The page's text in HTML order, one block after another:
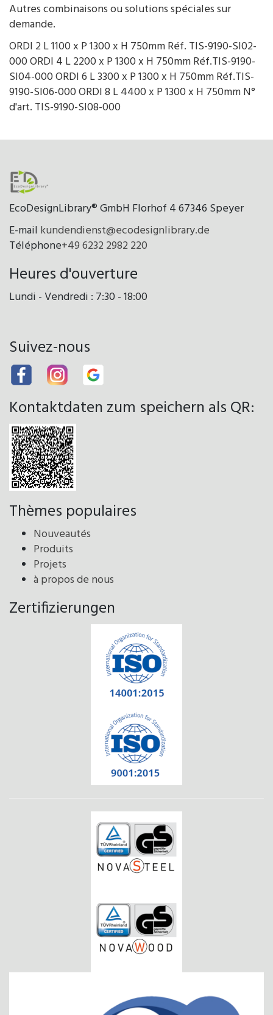
Autres combinaisons ou solutions spéciales sur
demande.
ORDI 2 L 1100 x P 1300 x H 750mm Réf. TIS-9190-SI02-
000 ORDI 4 L 2200 x P 1300 x H 750mm Réf.TIS-9190-
SI04-000 ORDI 6 L 3300 x P 1300 x H 750mm Réf.TIS-
9190-SI06-000 ORDI 8 L 4400 x P 1300 x H 750mm N°
d'art. TIS-9190-SI08-000
EcoDesignLibrary® GmbH Florhof 4 67346 Speyer
E-mail kundendienst@ecodesignlibrary.de
Téléphone+49 6232 2982 220
Heures d'ouverture
Lundi - Vendredi : 7:30 - 18:00
Suivez-nous
Kontaktdaten zum speichern als QR:
Thèmes populaires
Nouveautés
Produits
Projets
à propos de nous
Zertifizierungen